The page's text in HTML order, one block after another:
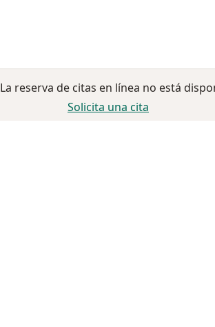
La reserva de citas en línea no está
Solicita una cita